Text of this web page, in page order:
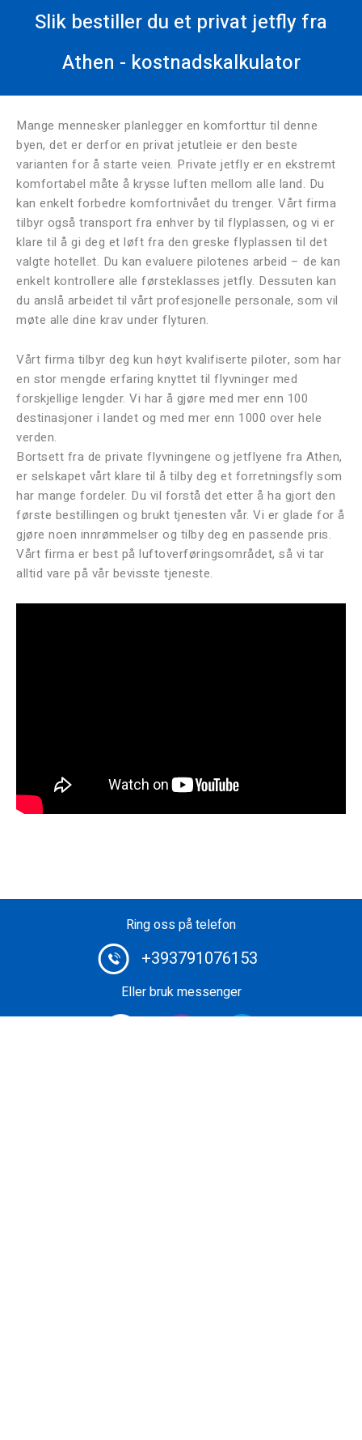
Slik bestiller du et privat jetfly fra
Athen - kostnadskalkulator
Mange mennesker planlegger en komforttur til denne
byen, det er derfor en privat jetutleie er den beste
varianten for å starte veien. Private jetfly er en ekstremt
komfortabel måte å krysse luften mellom alle land. Du
kan enkelt forbedre komfortnivået du trenger. Vårt firma
tilbyr også transport fra enhver by til flyplassen, og vi er
klare til å gi deg et løft fra den greske flyplassen til det
valgte hotellet. Du kan evaluere pilotenes arbeid – de kan
enkelt kontrollere alle førsteklasses jetfly. Dessuten kan
du anslå arbeidet til vårt profesjonelle personale, som vil
møte alle dine krav under flyturen.
Vårt firma tilbyr deg kun høyt kvalifiserte piloter, som har
en stor mengde erfaring knyttet til flyvninger med
forskjellige lengder. Vi har å gjøre med mer enn 100
destinasjoner i landet og med mer enn 1000 over hele
verden.
Bortsett fra de private flyvningene og jetflyene fra Athen,
er selskapet vårt klare til å tilby deg et forretningsfly som
har mange fordeler. Du vil forstå det etter å ha gjort den
første bestillingen og brukt tjenesten vår. Vi er glade for å
gjøre noen innrømmelser og tilby deg en passende pris.
Vårt firma er best på luftoverføringsområdet, så vi tar
alltid vare på vår bevisste tjeneste.
Ring oss på telefon
+393791076153
Eller bruk messenger